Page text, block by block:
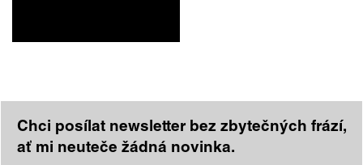
Chci posílat newsletter bez zbytečných frází,
ať mi neuteče žádná novinka.